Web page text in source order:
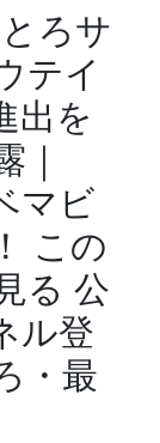
ろサ
テイ
出を
｜
マビ
この
る 公
ル登
・最